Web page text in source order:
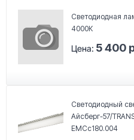
Светодиодная
4000К
Цена: 5 400
Светодиодный
Айсберг-57/
EMCc180.004